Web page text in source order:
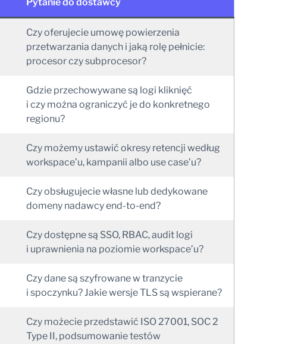
Czy oferujecie umowę powierzenia
przetwarzania danych i jaką rolę pełnicie:
procesor czy subprocesor?
Gdzie przechowywane są logi kliknięć
i czy można ograniczyć je do konkretnego
regionu?
Czy możemy ustawić okresy retencji według
workspace’u, kampanii albo use case’u?
Czy obsługujecie własne lub dedykowane
domeny nadawcy end-to-end?
Czy dostępne są SSO, RBAC, audit logi
i uprawnienia na poziomie workspace’u?
Czy dane są szyfrowane w tranzycie
i spoczynku? Jakie wersje TLS są wspierane?
Czy możecie przedstawić ISO 27001, SOC 2
Type II, podsumowanie testów